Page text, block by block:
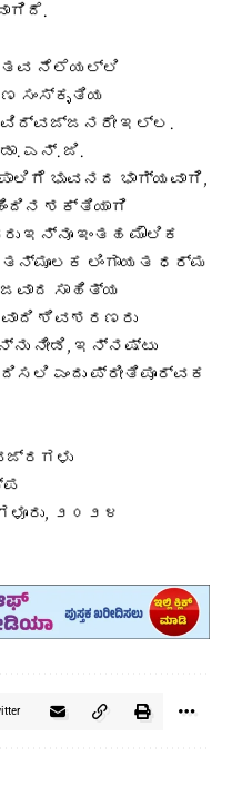
ನೆಲೆಯಲ್ಲಿ
ಸಂಸ್ಕೃತಿಯ
ಇಲ್ಲ.
ಎನ್. ಜಿ.
ಭುವನದ ಭಾಗ್ಯವಾಗಿ,
ಶಕ್ತಿಯಾಗಿ
ಇನ್ನೂ ಇಂತಹ ಮೌಲಿಕ
ತನ್ಮೂಲಕ ಲಿಂಗಾಯತ ಧರ್ಮ
ಸಾಹಿತ್ಯ
ಶಿವಶರಣರು
ನೀಡಿ, ಇನ್ನಷ್ಟು
ಎಂದು ಪ್ರೀತಿಪೂರ್ವಕ
೨೦೨೪